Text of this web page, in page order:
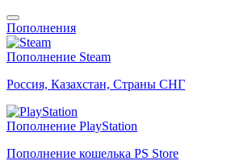
Пополнения
Пополнение Steam
Россия, Казахстан, Страны СНГ
Пополнение PlayStation
Пополнение кошелька PS Store